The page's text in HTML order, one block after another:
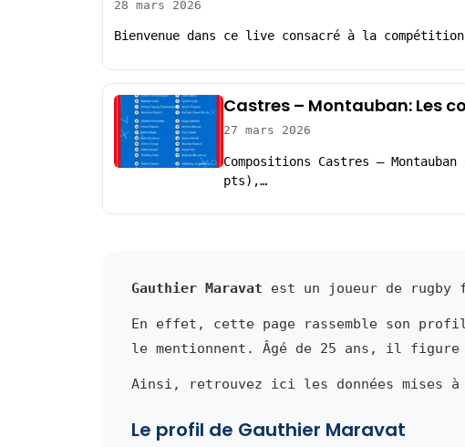
28 mars 2026
Bienvenue dans ce live consacré à la
Castres – Montauban: Les
27 mars 2026
Compositions Castres –
pts),…
Gauthier Maravat est un joueur de rugby
En effet, cette page rassemble son
le mentionnent. Âgé de 25 ans, il
Ainsi, retrouvez ici les données mises
Le profil de Gauthier Maravat